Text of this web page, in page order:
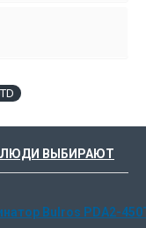
скорости
к работе
ЛЮДИ ВЫБИРАЮТ
Bulros PDA2-